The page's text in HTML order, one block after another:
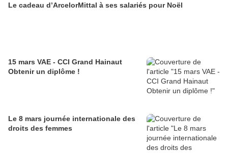
Le cadeau d’ArcelorMittal à ses salariés pour Noël
15 mars VAE - CCI Grand Hainaut
Obtenir un diplôme !
Le 8 mars journée internationale des
droits des femmes